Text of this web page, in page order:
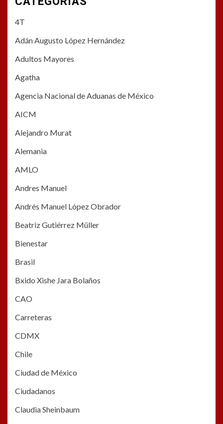
4T
Adán Augusto López Hernández
Adultos Mayores
Agatha
Agencia Nacional de Aduanas de México
AICM
Alejandro Murat
Alemania
AMLO
Andres Manuel
Andrés Manuel López Obrador
Beatriz Gutiérrez Müller
Bienestar
Brasil
Bxido Xishe Jara Bolaños
CAO
Carreteras
CDMX
Chile
Ciudad de México
Ciudadanos
Claudia Sheinbaum